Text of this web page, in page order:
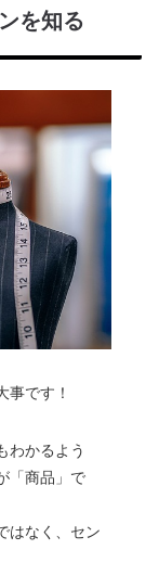
を知る
です！
わかるよう
「商品」で
はなく、セン